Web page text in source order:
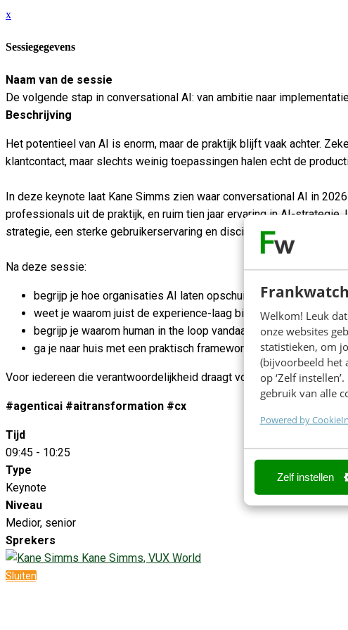
Welkom! Leuk
onze websites
statistieken, om
(bijvoorbeeld het
op ‘Zelf
gebruik van alle
Powered by
Zelf instellen
x
Sessiegegevens
Naam van de sessie
De volgende stap in conversational AI: van ambitie naar
Beschrijving
Het potentieel van AI is enorm, maar de praktijk blijft vaak achter.
klantcontact, maar slechts weinig toepassingen halen echt de
In deze keynote laat Kane Simms zien waar conversational AI in
professionals uit de praktijk, en ruim tien jaar ervaring in AI-
strategie, een sterke gebruikerservaring en discipline in testen.
Na deze sessie:
begrijp je hoe organisaties AI laten opschuiven van assistent
weet je waarom juist de experience-laag binnen
begrijp je waarom human in the loop vandaag nog een
ga je naar huis met een praktisch framework om binnen je
Voor iedereen die verantwoordelijkheid draagt voor de kwaliteit van
#agenticai #aitransformation #cx
Tijd
09:45 - 10:25
Type
Keynote
Niveau
Medior, senior
Sprekers
Kane Simms, VUX World
Sluiten